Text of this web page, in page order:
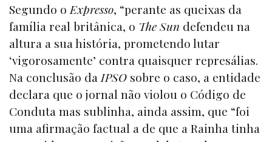
Segundo o Expresso, “perante as queixas da
família real britânica, o The Sun defendeu na
altura a sua história, prometendo lutar
‘vigorosamente’ contra quaisquer represálias.
Na conclusão da IPSO sobre o caso, a entidade
declara que o jornal não violou o Código de
Conduta mas sublinha, ainda assim, que “foi
uma afirmação factual a de que a Rainha tinha